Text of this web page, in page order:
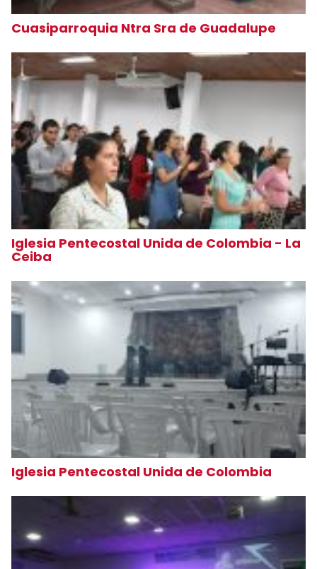
Cuasiparroquia Ntra Sra de Guadalupe
Iglesia Pentecostal Unida de Colombia - La
Ceiba
Iglesia Pentecostal Unida de Colombia